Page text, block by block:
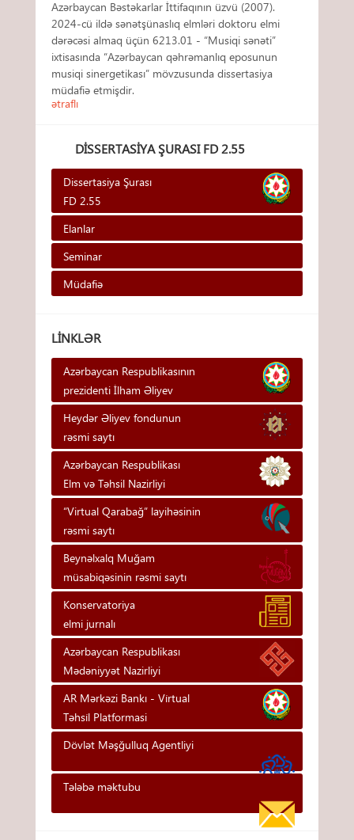
Azərbaycan Bəstəkarlar İttifaqının üzvü (2007).
2024-cü ildə sənətşünaslıq elmləri doktoru elmi
dərəcəsi almaq üçün 6213.01 - “Musiqi sənəti”
ixtisasında “Azərbaycan qəhrəmanlıq eposunun
musiqi sinergetikası” mövzusunda dissertasiya
müdafiə etmişdir.
ətraflı
DISSERTASIYA ŞURASI FD 2.55
Dissertasiya Şurası
FD 2.55
Elanlar
Seminar
Müdafiə
LINKLƏR
Azərbaycan Respublikasının
prezidenti İlham Əliyev
Heydər Əliyev fondunun
rəsmi saytı
Azərbaycan Respublikası
Elm və Təhsil Nazirliyi
“Virtual Qarabağ” layihəsinin
rəsmi saytı
Beynəlxalq Muğam
müsabiqəsinin rəsmi saytı
Konservatoriya
elmi jurnalı
Azərbaycan Respublikası
Mədəniyyət Nazirliyi
AR Mərkəzi Bankı - Vi̇rtual
Təhsi̇l Platformasi
Dövlət Məşğulluq Agentliyi
Tələbə məktubu